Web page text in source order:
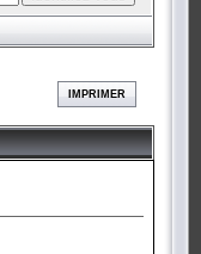
IMPRIMER